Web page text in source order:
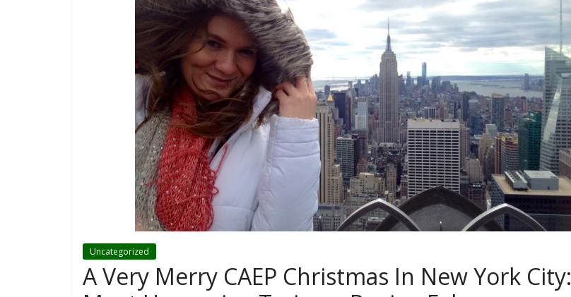
Uncategorized
A Very Merry CAEP Christmas In New York City: